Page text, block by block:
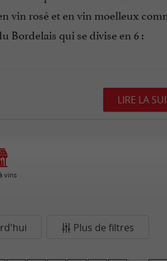
vin rosé et en vin moelleux
Bordelais qui se divise en 6 :
tout au long de l’année,
la Gironde offre de multiples
en VTT au cœur des vignes
LIRE LA
vins
Plus de filtres